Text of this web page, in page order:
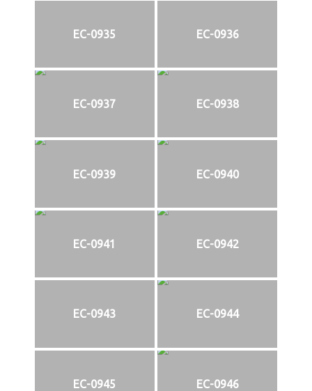
EC-0935 EC-0936
EC-0937 EC-0938
EC-0939 EC-0940
EC-0941 EC-0942
EC-0943 EC-0944
EC-0945 EC-0946